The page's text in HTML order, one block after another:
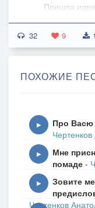
Пришла
В Тебя не
Предать
И горлом
Темно и
О, Господи,
32 9
ПОХОЖИЕ
▶ Про Васю
▶
Мне
помаде -
▶
Зовите
Чертенков